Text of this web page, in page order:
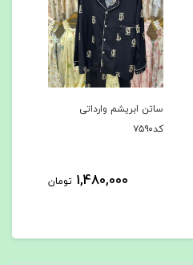
ساتن ابریشم وارداتی
کد۷۵۹۰
1,480,000 تومان